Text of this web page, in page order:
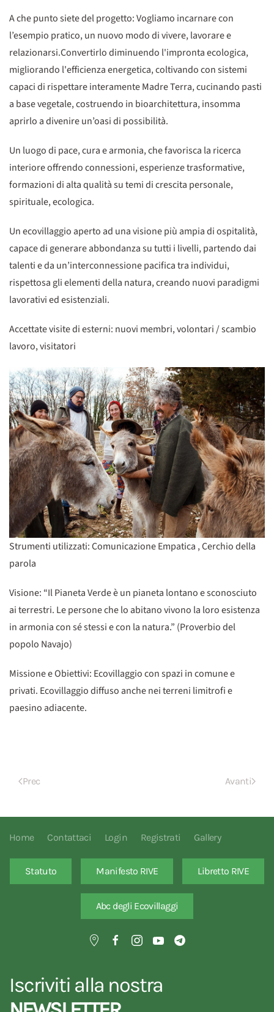
A che punto siete del progetto: Vogliamo incarnare con
l’esempio pratico, un nuovo modo di vivere, lavorare e
relazionarsi.Convertirlo diminuendo l'impronta ecologica,
migliorando l'efficienza energetica, coltivando con sistemi
capaci di rispettare interamente Madre Terra, cucinando pasti
a base vegetale, costruendo in bioarchitettura, insomma
aprirlo a divenire un’oasi di possibilità.
Un luogo di pace, cura e armonia, che favorisca la ricerca
interiore offrendo connessioni, esperienze trasformative,
formazioni di alta qualità su temi di crescita personale,
spirituale, ecologica.
Un ecovillaggio aperto ad una visione più ampia di ospitalità,
capace di generare abbondanza su tutti i livelli, partendo dai
talenti e da un’interconnessione pacifica tra individui,
rispettosa gli elementi della natura, creando nuovi paradigmi
lavorativi ed esistenziali.
Accettate visite di esterni: nuovi membri, volontari / scambio
lavoro, visitatori
Strumenti utilizzati: Comunicazione Empatica , Cerchio della
parola
Visione: “Il Pianeta Verde è un pianeta lontano e sconosciuto
ai terrestri. Le persone che lo abitano vivono la loro esistenza
in armonia con sé stessi e con la natura.” (Proverbio del
popolo Navajo)
Missione e Obiettivi: Ecovillaggio con spazi in comune e
privati. Ecovillaggio diffuso anche nei terreni limitrofi e
paesino adiacente.
Prec Avanti
Home Contattaci Login Registrati Gallery
Statuto Manifesto RIVE Libretto RIVE
Abc degli Ecovillaggi
Iscriviti alla nostra